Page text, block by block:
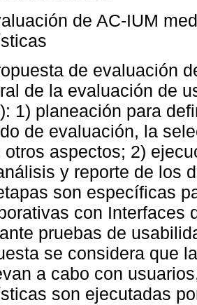
de AC-IUM
de evaluación
de la evaluación de
1) planeación para
de evaluación, la
otros aspectos; 2)
y reporte de los
son específicas
con Interfaces
pruebas de
se considera que
a cabo con
son ejecutadas